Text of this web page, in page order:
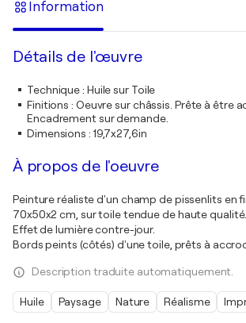
Information
Détails de l'œuvre
Technique: Huile sur Toile
Finitions : Oeuvre sur châssis. Prête à être
Encadrement sur demande.
Dimensions : 19,7x27,6in
À propos de l'oeuvre
Peinture réaliste d'un champ de pissenlits en
70x50x2 cm, sur toile tendue de haute qualité.
Effet de lumière contre-jour.
Bords peints (côtés) d'une toile, prêts à
Description traduite automatiquement.
Huile Paysage Nature Réalisme